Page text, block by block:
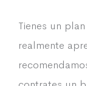
Tienes un
realmente